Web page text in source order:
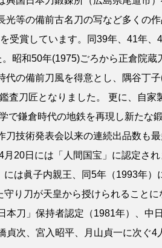
等の備前古名刀の写など多くの
受賞しています。同39年、41年、
昭和50年(1975)ごろから正倉院蔵
の備前刀風を得意とし、隅谷丁子
査刀匠となりました。 更に、自家
で鎌倉時代の地鉄を再現し新たな
技術発表会以来の連続出品数も
20日には「人間国宝」に認定さ
は眞子内親王、同5年（1993年）
り刀が天皇から授けられることに
本刀」保持者認定（1981年）、中
貞次、宮入昭平、月山貞一に次ぐ4